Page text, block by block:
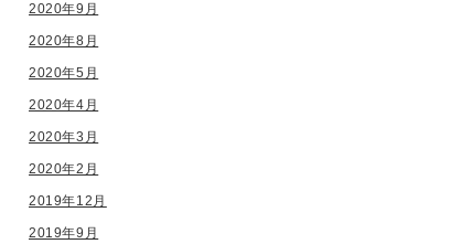
2020年9月
2020年8月
2020年5月
2020年4月
2020年3月
2020年2月
2019年12月
2019年9月